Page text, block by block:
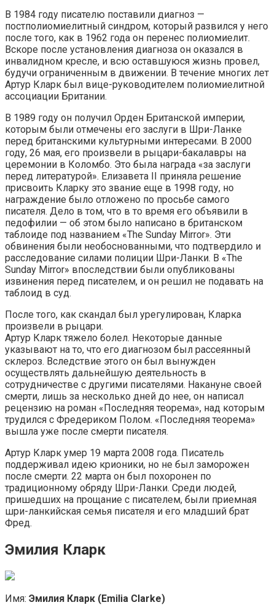
В 1984 году писателю поставили диагноз —
постполиомиелитный синдром, который развился у него
после того, как в 1962 года он перенес полиомиелит.
Вскоре после установления диагноза он оказался в
инвалидном кресле, и всю оставшуюся жизнь провел,
будучи ограниченным в движении. В течение многих лет
Артур Кларк был вице-руководителем полиомиелитной
ассоциации Британии.
В 1989 году он получил Орден Британской империи,
которым были отмечены его заслуги в Шри-Ланке
перед британскими культурными интересами. В 2000
году, 26 мая, его произвели в рыцари-бакалавры на
церемонии в Коломбо. Это была награда «за заслуги
перед литературой». Елизавета II приняла решение
присвоить Кларку это звание еще в 1998 году, но
награждение было отложено по просьбе самого
писателя. Дело в том, что в то время его объявили в
педофилии — об этом было написано в британском
таблоиде под названием «The Sunday Mirror». Эти
обвинения были необоснованными, что подтвердило и
расследование силами полиции Шри-Ланки. В «The
Sunday Mirror» впоследствии были опубликованы
извинения перед писателем, и он решил не подавать на
таблоид в суд.
После того, как скандал был урегулирован, Кларка
произвели в рыцари.
Артур Кларк тяжело болел. Некоторые данные
указывают на то, что его диагнозом был рассеянный
склероз. Вследствие этого он был вынужден
осуществлять дальнейшую деятельность в
сотрудничестве с другими писателями. Накануне своей
смерти, лишь за несколько дней до нее, он написал
рецензию на роман «Последняя теорема», над которым
трудился с Фредериком Полом. «Последняя теорема»
вышла уже после смерти писателя.
Артур Кларк умер 19 марта 2008 года. Писатель
поддерживал идею крионики, но не был заморожен
после смерти. 22 марта он был похоронен по
традиционному обряду Шри-Ланки. Среди людей,
пришедших на прощание с писателем, были приемная
шри-ланкийская семья писателя и его младший брат
Фред.
Эмилия Кларк
Имя: Эмилия Кларк (Emilia Clarke)